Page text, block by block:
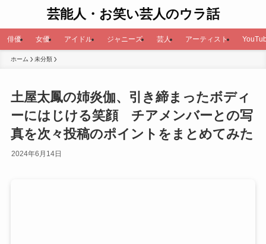
芸能人・お笑い芸人のウラ話
俳優 女優 アイドル ジャニーズ 芸人 アーティスト
ホーム 未分類
土屋太鳳の姉炎伽、引き締まったボディ
ーにはじける笑顔 チアメンバーとの写
真を次々投稿のポイントをまとめてみた
2024年6月14日